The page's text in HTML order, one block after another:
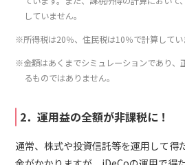
していません。
※所得税は20％、住民税は10％で計算してい
※金額はあくまでシミュレーションであり、
るものではありません。
2．運用益の全額が非課税に！
通常、株式や投資信託等を運用して得